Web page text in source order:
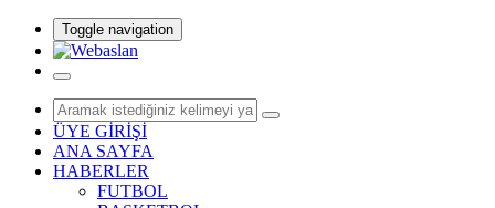
Toggle navigation
ÜYE GİRİŞİ
ANA SAYFA
HABERLER
FUTBOL